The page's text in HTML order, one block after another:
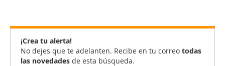
¡Crea tu alerta!
No dejes que te adelanten. Recibe en tu correo todas
las novedades de esta búsqueda.